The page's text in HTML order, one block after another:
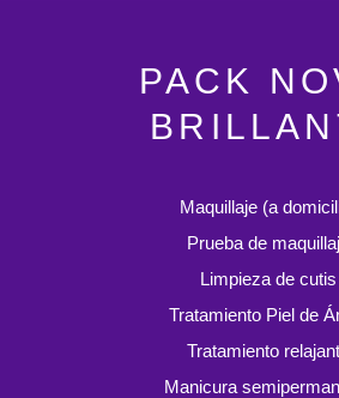
PACK
Maquillaje (a
Prueba de
Limpieza de cutis
Tratamiento Piel de
Tratamiento
Manicura